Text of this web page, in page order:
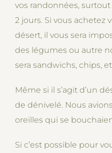
vos randonnées,
2 jours. Si vous achetez
désert, il vous sera
des légumes ou autre
sera sandwichs, chips,
Même si il s’agit d’un
de dénivelé. Nous
oreilles qui se
Si c’est possible pour